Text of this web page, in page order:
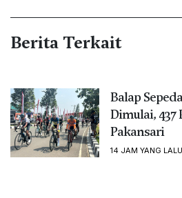
Berita Terkait
Balap
Dimulai, 437
Pakansari
14 JAM YANG LALU